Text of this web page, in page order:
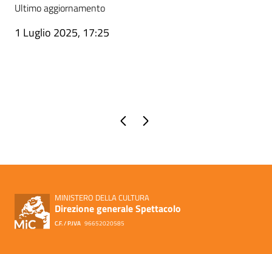
Ultimo aggiornamento
1 Luglio 2025, 17:25
Pagina precedente
MINISTERO DELLA CULTURA
Direzione generale Spettacolo
C.F. / P.IVA 96652020585